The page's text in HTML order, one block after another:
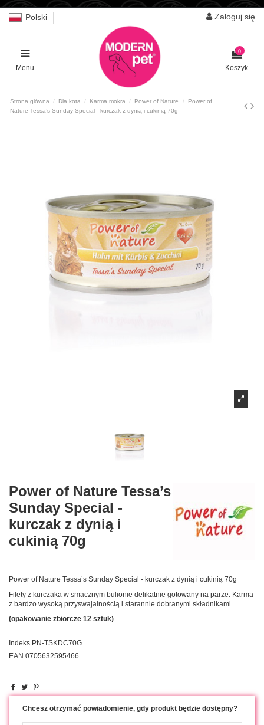
Polski Zaloguj się
Menu
0
Koszyk
Strona główna Dla kota Karma mokra Power of Nature
Power of
Nature Tessa’s Sunday Special - kurczak z dynią i cukinią 70g
Power of Nature Tessa’s
Sunday Special -
kurczak z dynią i
cukinią 70g
Power of Nature Tessa’s Sunday Special - kurczak z dynią i cukinią 70g
Filety z kurczaka w smacznym bulionie delikatnie gotowany na parze. Karma
z bardzo wysoką przyswajalnością i starannie dobranymi składnikami
(opakowanie zbiorcze 12 sztuk)
Indeks PN-TSKDC70G
EAN 0705632595466
Chcesz otrzymać powiadomienie, gdy produkt będzie dostępny?